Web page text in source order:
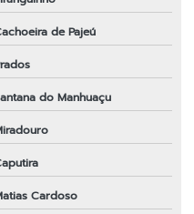
de Pajeú
do Manhuaçu
Cardoso